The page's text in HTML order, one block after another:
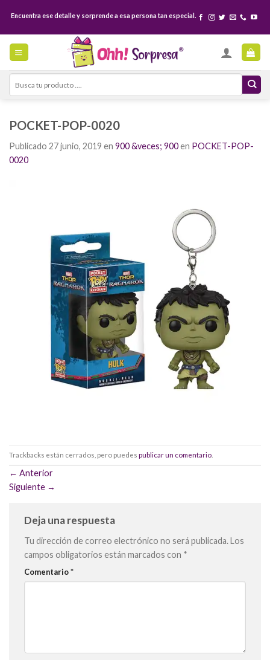
content
Encuentra ese detalle y sorprende a esa persona tan especial.
Search
for:
POCKET-POP-0020
Publicado 27 junio, 2019 en 900 &veces; 900en POCKET-POP-
0020
Trackbacks están cerrados, pero puedes publicar un comentario
← Anterior
Siguiente →
Deja una respuesta
Tu dirección de correo electrónico no será publicada.Los
campos obligatorios están marcados con *
Comentario*